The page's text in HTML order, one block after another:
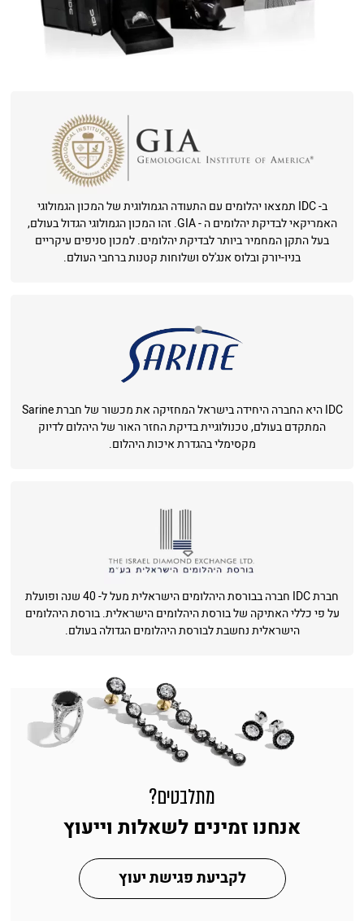
ב- IDC תמצאו יהלומים עם התעודה הגמולוגית של המכון הגמולוגי
האמריקאי לבדיקת יהלומים ה - GIA. זהו המכון הגמולוגי הגדול בעולם,
בעל התקן המחמיר ביותר לבדיקת יהלומים. למכון סניפים עיקריים
בניו-יורק ובלוס אנג'לס ושלוחות קטנות ברחבי העולם.
IDC היא החברה היחידה בישראל המחזיקה את מכשור של חברת Sarine
המתקדם בעולם, טכנולוגיית בדיקת החזר האור של היהלום לדיוק
מקסימלי בהגדרת איכות היהלום.
חברת IDC חברה בבורסת היהלומים הישראלית מעל ל- 40 שנה ופועלת
על פי כללי האתיקה של בורסת היהלומים הישראלית. בורסת היהלומים
הישראלית נחשבת לבורסת היהלומים הגדולה בעולם.
מתלבטים?
אנחנו זמינים לשאלות וייעוץ
לקביעת פגישת יעוץ